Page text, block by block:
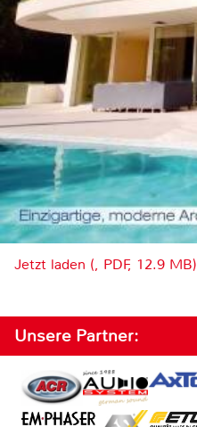
Jetzt laden (, PDF, 12.9 MB)
Unsere Partner: